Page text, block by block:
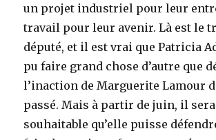
un projet industriel pour leur
travail pour leur avenir. Là est le
député, et il est vrai que Patricia
pu faire grand chose d’autre que
l’inaction de Marguerite Lamour
passé. Mais à partir de juin, il
souhaitable qu’elle puisse